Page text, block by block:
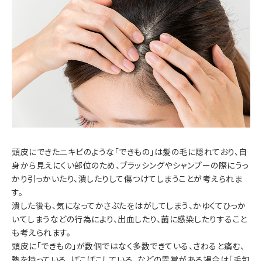
頭皮にできたニキビのような「できもの」は髪の毛に隠れており、自
身から見えにくい部位のため、ブラッシングやシャンプーの際にうっ
かり引っかいたり、潰したりして傷つけてしまうことが考えられま
す。
潰した後も、気になってかさぶたをはがしてしまう、かゆくてひっか
いてしまうなどの行為により、出血したり、菌に感染したりすること
も考えられます。
頭皮に「できもの」が数個ではなく多数できている、さわると痛む、